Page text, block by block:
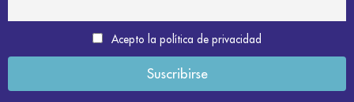
Acepto la política de privacidad